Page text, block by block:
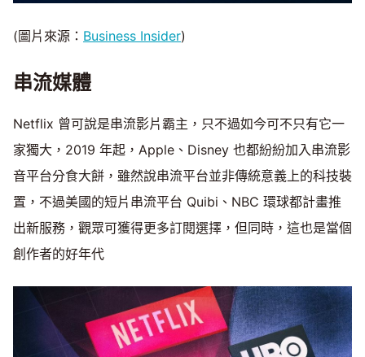
(圖片來源： Business Insider)
串流媒體
Netflix 曾可說是串流影片霸主，只不過如今可不只有它一
家獨大，2019 年起，Apple、Disney 也都紛紛加入串流影
音平台分食大餅，雖然說串流平台並非傳統意義上的科技裝
置，不過美國的短片串流平台 Quibi、NBC 環球都計畫推
出新服務，觀眾可獲得更多訂閱選擇，但同時，這也是當個
創作者的好年代